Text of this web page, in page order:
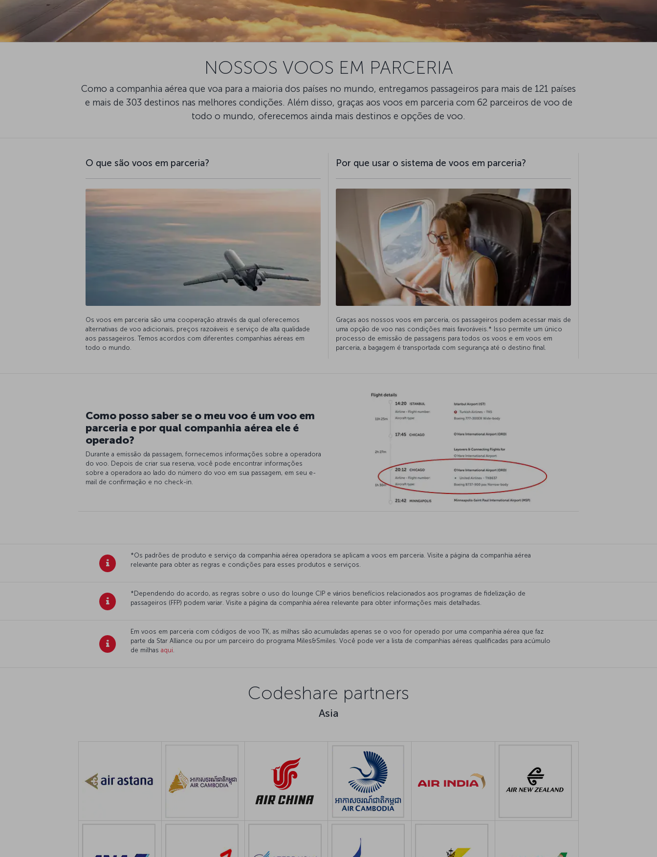
NOSSOS VOOS EM PARCERIA
Como a companhia aérea que voa para a maioria dos países no mundo, entregamos passageiros para mais de 121 países
e mais de 303 destinos nas melhores condições. Além disso, graças aos voos em parceria com 62 parceiros de voo de
todo o mundo, oferecemos ainda mais destinos e opções de voo.
O que são voos em parceria?
Os voos em parceria são uma cooperação através da qual oferecemos
alternativas de voo adicionais, preços razoáveis e serviço de alta qualidade
aos passageiros. Temos acordos com diferentes companhias aéreas em
todo o mundo.
Por que usar o sistema de voos em parceria?
Graças aos nossos voos em parceria, os passageiros podem acessar mais de
uma opção de voo nas condições mais favoráveis.* Isso permite um único
processo de emissão de passagens para todos os voos e em voos em
parceria, a bagagem é transportada com segurança até o destino final.
Como posso saber se o meu voo é um voo em
parceria e por qual companhia aérea ele é
operado?
Durante a emissão da passagem, fornecemos informações sobre a operadora
do voo. Depois de criar sua reserva, você pode encontrar informações
sobre a operadora ao lado do número do voo em sua passagem, em seu e-
mail de confirmação e no check-in.
*Os padrões de produto e serviço da companhia aérea operadora se aplicam a voos em parceria. Visite a página da companhia aérea
relevante para obter as regras e condições para esses produtos e serviços.
*Dependendo do acordo, as regras sobre o uso do lounge CIP e vários benefícios relacionados aos programas de fidelização de
passageiros (FFP) podem variar. Visite a página da companhia aérea relevante para obter informações mais detalhadas.
Em voos em parceria com códigos de voo TK, as milhas são acumuladas apenas se o voo for operado por uma companhia aérea que faz
parte da Star Alliance ou por um parceiro do programa Miles&Smiles. Você pode ver a lista de companhias aéreas qualificadas para acúmulo
de milhas aqui.
Codeshare partners
Asia